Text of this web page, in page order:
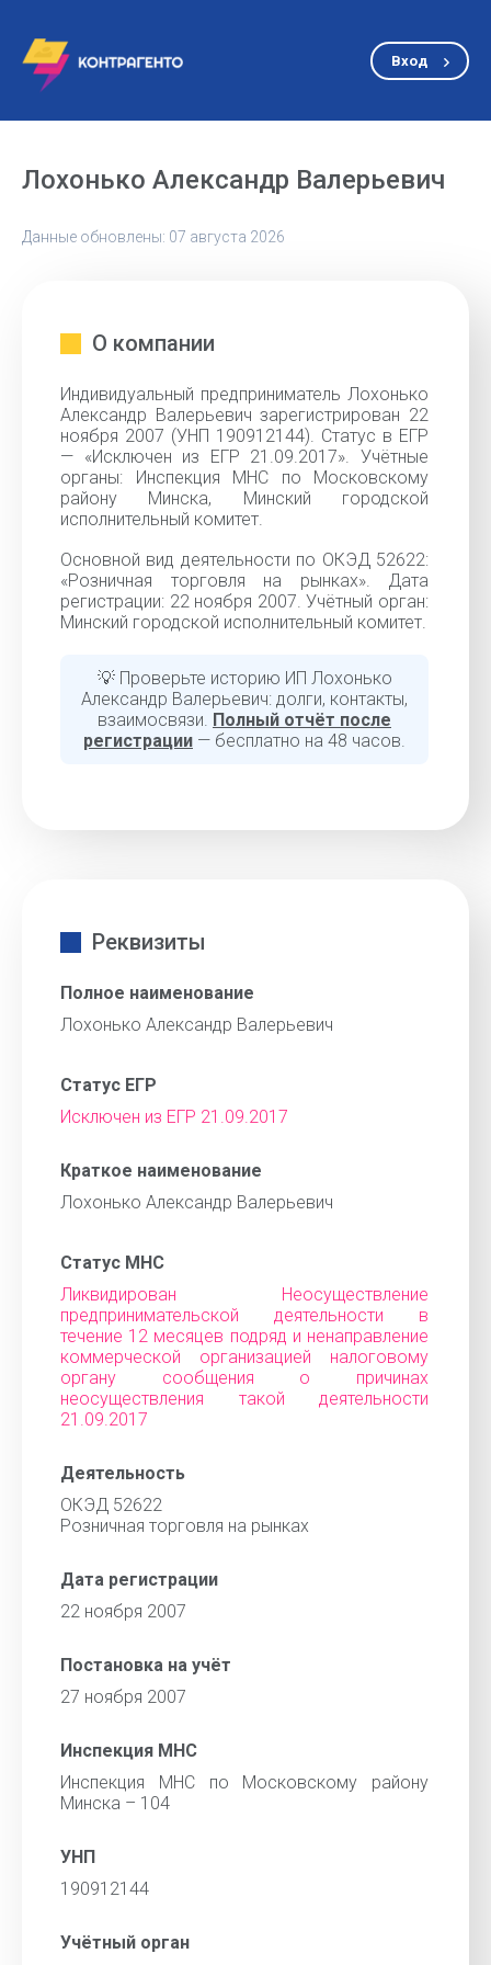
Вход
Лохонько Александр Валерьевич
Данные обновлены: 07 августа 2026
О компании
Индивидуальный предприниматель Лохонько
Александр Валерьевич зарегистрирован 22
ноября 2007 (УНП 190912144). Статус в ЕГР
— «Исключен из ЕГР 21.09.2017». Учётные
органы: Инспекция МНС по Московскому
району Минска, Минский городской
исполнительный комитет.
Основной вид деятельности по ОКЭД 52622:
«Розничная торговля на рынках». Дата
регистрации: 22 ноября 2007. Учётный орган:
Минский городской исполнительный комитет.
💡 Проверьте историю ИП Лохонько
Александр Валерьевич: долги, контакты,
взаимосвязи. Полный отчёт после
регистрации — бесплатно на 48 часов.
Реквизиты
Полное наименование
Лохонько Александр Валерьевич
Статус ЕГР
Исключен из ЕГР 21.09.2017
Краткое наименование
Лохонько Александр Валерьевич
Статус МНС
Ликвидирован Неосуществление
предпринимательской деятельности в
течение 12 месяцев подряд и ненаправление
коммерческой организацией налоговому
органу сообщения о причинах
неосуществления такой деятельности
21.09.2017
Деятельность
ОКЭД 52622
Розничная торговля на рынках
Дата регистрации
22 ноября 2007
Постановка на учёт
27 ноября 2007
Инспекция МНС
Инспекция МНС по Московскому району
Минска – 104
УНП
190912144
Учётный орган